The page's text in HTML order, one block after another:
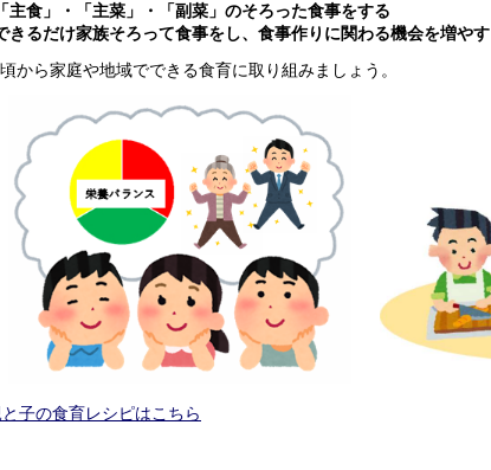
「主食」・「主菜」・「副菜」のそろった食事をする
きるだけ家族そろって食事をし、食事作りに関わる機会を増やす
から家庭や地域でできる食育に取り組みましょう。
子の食育レシピはこちら